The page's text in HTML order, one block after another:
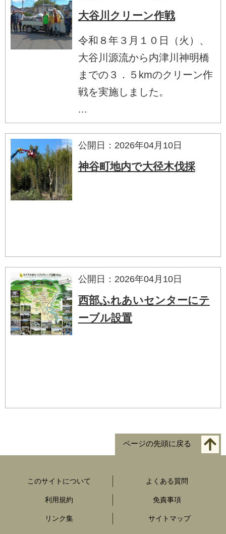
大谷川クリーン作戦
令和８年３月１０日（火）、
大谷川源流から内津川神明橋
までの３．５kmのクリーン作
戦を実施しました。
...
公開日：2026年04月10日
神谷町地内で大径木伐採
公開日：2026年04月10日
西部ふれあいセンターにテ
ーブル設置
ページの先頭に戻る
このサイトについて よくある質問
利用規約 免責事項
リンク集 サイトマップ